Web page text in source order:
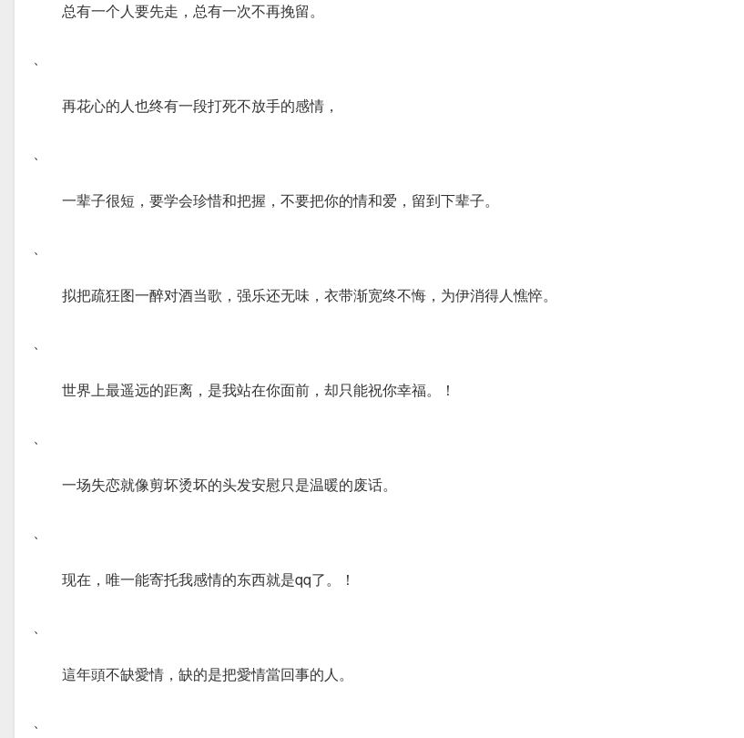
总有一个人要先走，总有一次不再挽留。
、
再花心的人也终有一段打死不放手的感情，
、
一辈子很短，要学会珍惜和把握，不要把你的情和爱，留到下辈子。
、
拟把疏狂图一醉对酒当歌，强乐还无味，衣带渐宽终不悔，为伊消得人憔悴。
、
世界上最遥远的距离，是我站在你面前，却只能祝你幸福。！
、
一场失恋就像剪坏烫坏的头发安慰只是温暖的废话。
、
现在，唯一能寄托我感情的东西就是qq了。！
、
這年頭不缺愛情，缺的是把愛情當回事的人。
、